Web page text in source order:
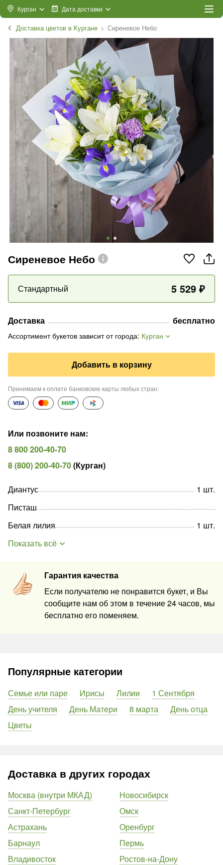
Курган Дата доставки
Доставка цветов в Кургане Сиреневое Небо
Сиреневое Небо
Стандартный 5 529 ₽
Доставка бесплатно
Ассортимент букетов зависит от города: Курган
Добавить в корзину
Принимаем к оплате банковские карты любых стран:
Или позвоните нам:
8 800 200-40-70
8 (800) 200-40-70(Курган)
Гарантия качества
Если получателю не понравится букет, и Вы
сообщите нам об этом в течение 24 часов, мы
бесплатно его поменяем.
Диантус 1 шт.
Писташ
Белая лилия
1 шт.
Показать всё
Популярные категории
Семье или паре Ирисы Лилии
1 Сентября
День учителя
День Матери 8 марта
День отца
Цветы
Доставка в других городах
Москва (внутри МКАД)
Санкт-Петербург
Астрахань
Барнаул
Владивосток
Новосибирск
Омск
Оренбург
Пермь
Ростов-на-Дону